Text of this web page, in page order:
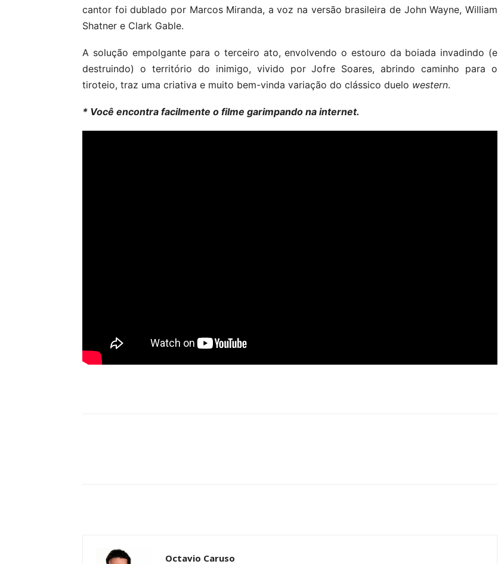
cantor foi dublado por Marcos Miranda, a voz na versão brasileira de John Wayne, William
Shatner e Clark Gable.
A solução empolgante para o terceiro ato, envolvendo o estouro da boiada invadindo (e
destruindo) o território do inimigo, vivido por Jofre Soares, abrindo caminho para o
tiroteio, traz uma criativa e muito bem-vinda variação do clássico duelo western.
* Você encontra facilmente o filme garimpando na internet.
Octavio Caruso